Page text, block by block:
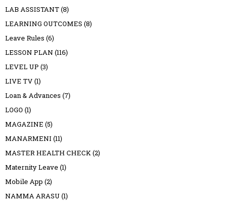
LAB ASSISTANT(8)
LEARNING OUTCOMES (8)
Leave Rules (6)
LESSON PLAN (116)
LEVEL UP (3)
LIVE TV(1)
Loan & Advances (7)
LOGO (1)
MAGAZINE (5)
MANARMENI (11)
MASTER HEALTH CHECK(2)
Maternity Leave (1)
Mobile App (2)
NAMMA ARASU (1)